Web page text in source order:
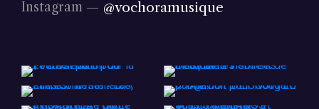
Instagram — @vochoramusique